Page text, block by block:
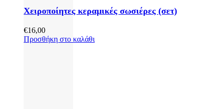
Χειροποίητες κεραμικές σωσιέρες (σετ)
€16,00
Προσθήκη στο καλάθι